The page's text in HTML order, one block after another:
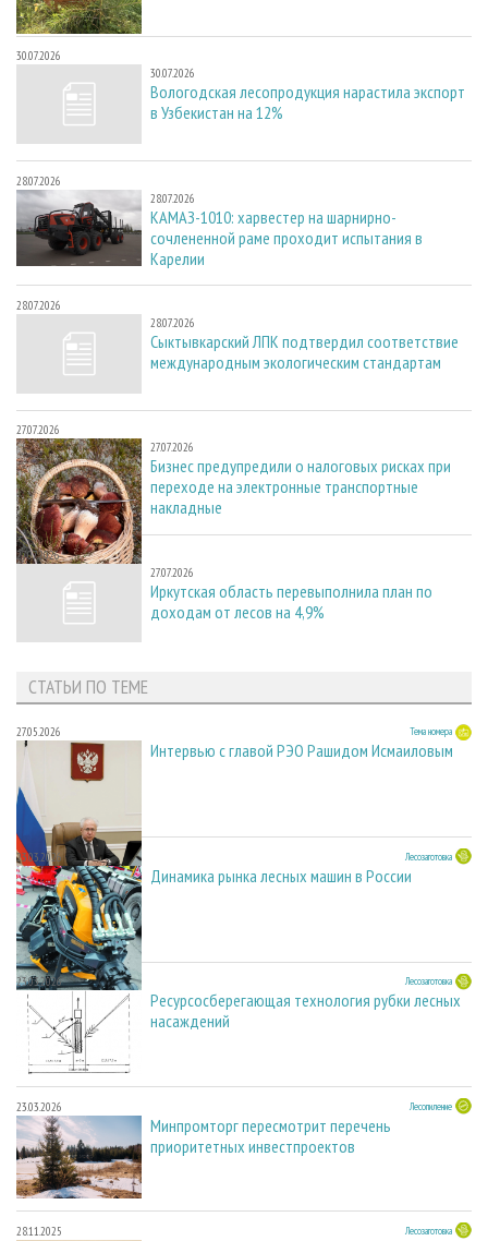
30.07.2026
30.07.2026
Вологодская лесопродукция нарастила экспорт
в Узбекистан на 12%
28.07.2026
28.07.2026
КАМАЗ-1010: харвестер на шарнирно-
сочлененной раме проходит испытания в
Карелии
28.07.2026
28.07.2026
Сыктывкарский ЛПК подтвердил соответствие
международным экологическим стандартам
27.07.2026
27.07.2026
Бизнес предупредили о налоговых рисках при
переходе на электронные транспортные
накладные
27.07.2026
27.07.2026
Иркутская область перевыполнила план по
доходам от лесов на 4,9%
СТАТЬИ ПО ТЕМЕ
27.05.2026 Тема номера
Интервью с главой РЭО Рашидом Исмаиловым
23.03.2026 Лесозаготовка
Динамика рынка лесных машин в России
23.03.2026 Лесозаготовка
Ресурсосберегающая технология рубки лесных
насаждений
23.03.2026 Лесопиление
Минпромторг пересмотрит перечень
приоритетных инвестпроектов
28.11.2025 Лесозаготовка